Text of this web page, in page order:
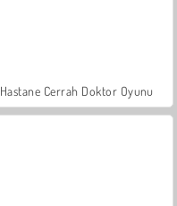
Hastane Cerrah Doktor Oyunu